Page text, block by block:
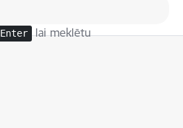
Enter lai meklētu